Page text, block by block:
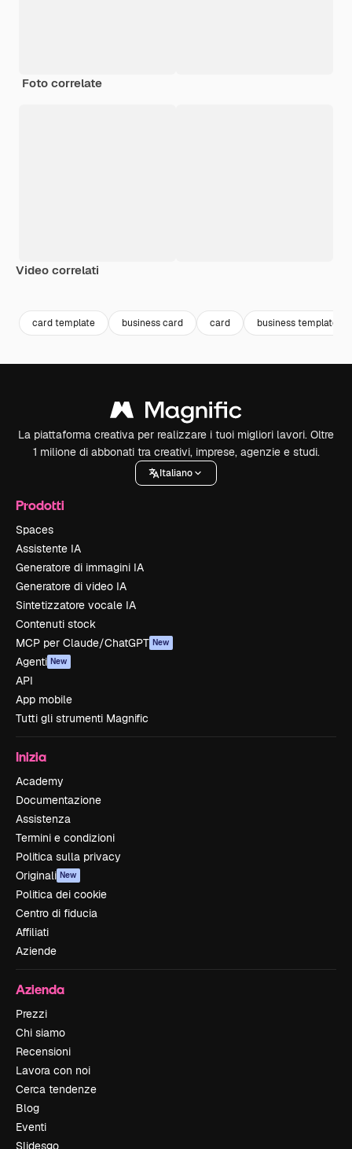
Foto correlate
Video correlati
card template business card card business template
La piattaforma creativa per realizzare i tuoi migliori lavori. Oltre
1 milione di abbonati tra creativi, imprese, agenzie e studi.
Italiano
Prodotti
Spaces
Assistente IA
Generatore di immagini IA
Generatore di video IA
Sintetizzatore vocale IA
Contenuti stock
MCP per Claude/ChatGPT New
Agenti New
API
App mobile
Tutti gli strumenti Magnific
Inizia
Academy
Documentazione
Assistenza
Termini e condizioni
Politica sulla privacy
Originali New
Politica dei cookie
Centro di fiducia
Affiliati
Aziende
Azienda
Prezzi
Chi siamo
Recensioni
Lavora con noi
Cerca tendenze
Blog
Eventi
Slidesgo